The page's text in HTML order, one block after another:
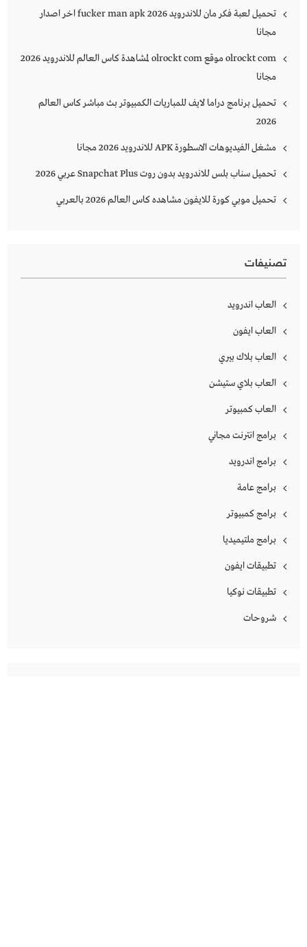
تحميل لعبة فكر مان للاندرويد 2026 fucker man apk اخر اصدار
مجانا
olrockt com موقع olrockt com لمشاهدة كاس العالم للاندرويد 2026
مجانا
تحميل برنامج دراما لايف للمباريات الكمبيوتر بث مباشر كاس العالم
2026
مشغل الفيديوهات الاسطورة APK للاندرويد 2026 مجانا
تحميل سناب بلس للاندرويد بدون روت Snapchat Plus‏ عربي 2026
تحميل موبي كورة للايفون مشاهده كاس العالم 2026 بالعربي
تصنيفات
العاب اندرويد
العاب ايفون
العاب بلاك بيري
العاب بلاي ستيشن
العاب كمبيوتر
برامج انترنت مجاني
برامج اندرويد
برامج عامة
برامج كمبيوتر
برامج ملتيميديا
تطبيقات ايفون
تطبيقات نوكيا
شروحات